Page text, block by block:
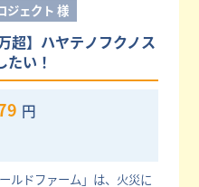
ジェクト 様
超】ハヤテノフクノス
い！
円
ルドファーム」は、火災に